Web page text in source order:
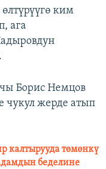
ким
ага
Борис Немцов
чукул жерде атып
калтырууда төмөнкү
беделине